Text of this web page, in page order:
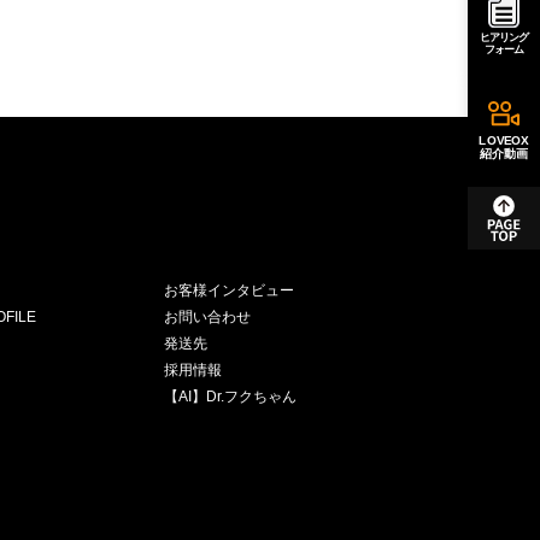
ヒアリング
フォーム
LOVEOX
紹介動画
お客様インタビュー
お問い合わせ
発送先
採用情報
【AI】Dr.フクちゃん